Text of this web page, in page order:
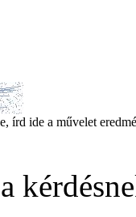
írd ide a művelet